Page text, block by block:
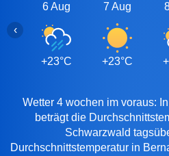
6 Aug
+23°C
7 Aug
+23°C
‹
Wetter 4 wochen im voraus:
beträgt die
Schwarzwald
Durchschnittstemperatur in